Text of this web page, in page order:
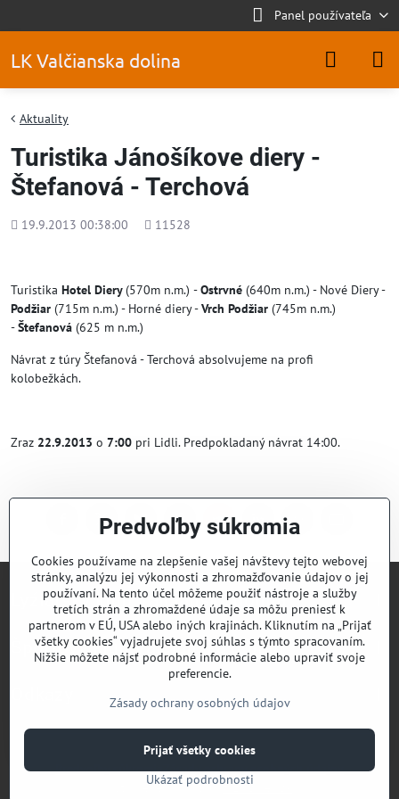
Panel používateľa
LK Valčianska dolina
Aktuality
Turistika Jánošíkove diery -
Štefanová - Terchová
Pridané
19.9.2013 00:38:00
Počet
11528
Turistika Hotel Diery(570m n.m.) -Ostrvné (640m n.m.) - Nové Diery -
Podžiar (715m n.m.) - Horné diery -Vrch Podžiar (745m n.m.)
-Štefanová (625 m n.m.)
Návrat z túry Štefanová - Terchová absolvujeme na profi
kolobežkách.
Zraz 22.9.2013 o 7:00 pri Lidli. Predpokladaný návrat 14:00.
FacebookTwitterBlueskyPinterestReddit LinkedInWhatsApp
Lyžiarsky klub Valčianska dolina
Športový klub Valčianska dolina
©2026Copyright
Predvoľby súkromiaZásady ochrany osobných údajov
Vytvorené pomocou:BiznisWeb.sk
Predvoľby súkromia
Cookies používame na zlepšenie vašej návštevy tejto webovej
stránky, analýzu jej výkonnosti a zhromažďovanie údajov o jej
používaní. Na tento účel môžeme použiť nástroje a služby
tretích strán a zhromaždené údaje sa môžu preniesť k
partnerom v EÚ, USA alebo iných krajinách. Kliknutím na „Prijať
všetky cookies“ vyjadrujete svoj súhlas s týmto spracovaním.
Nižšie môžete nájsť podrobné informácie alebo upraviť svoje
preferencie.
Zásady ochrany osobných údajov
Ukázať podrobnosti
Prijať všetky cookies